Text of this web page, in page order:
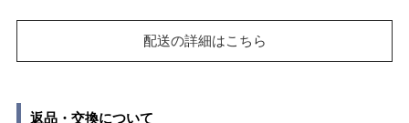
配送の詳細はこちら
返品・交換について